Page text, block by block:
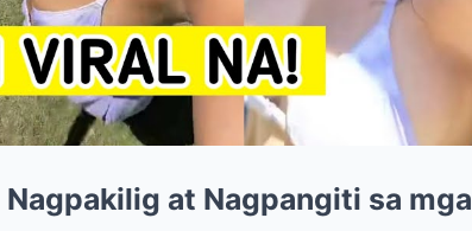
at Nagpangiti sa mga